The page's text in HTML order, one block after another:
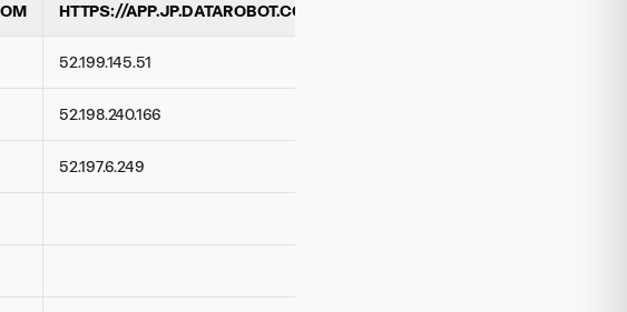
HTTPS://APP.JP.DATAROBOT.COM
52.199.145.51
52.198.240.166
52.197.6.249